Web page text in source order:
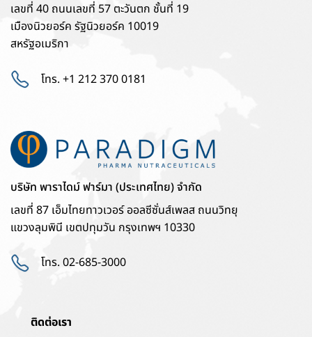
เลขที่ 40 ถนนเลขที่ 57 ตะวันตก ชั้นที่ 19
เมืองนิวยอร์ค รัฐนิวยอร์ค 10019
สหรัฐอเมริกา
โทร. +1 212 370 0181
บริษัท พาราไดม์ ฟาร์มา (ประเทศไทย) จำกัด
เลขที่ 87 เอ็มไทยทาวเวอร์ ออลซีซั่นส์เพลส ถนนวิทยุ
แขวงลุมพินี เขตปทุมวัน กรุงเทพฯ 10330
โทร. 02-685-3000
ติดต่อเรา